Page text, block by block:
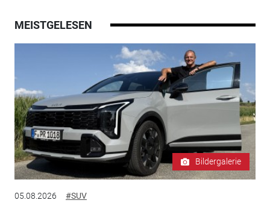
MEISTGELESEN
Bildergalerie
05.08.2026 #SUV